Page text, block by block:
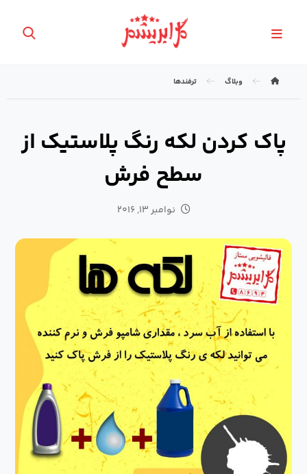
وبلاگ ترفندها
پاک کردن لکه رنگ پلاستیک از
سطح فرش
نوامبر ۱۳, ۲۰۱۶